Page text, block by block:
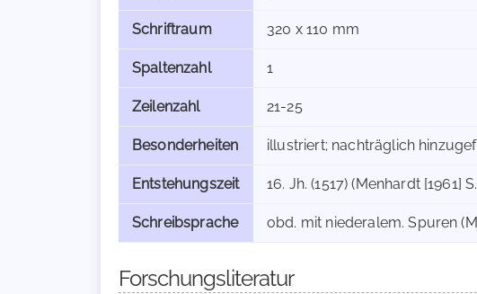
Schriftraum 320 x 110 mm
Spaltenzahl 1
Zeilenzahl 21-25
Besonderheiten illustriert; nachträglich
Entstehungszeit 16. Jh. (1517) (Menhardt [1961]
Schreibsprache obd. mit niederalem. Spuren
Forschungsliteratur